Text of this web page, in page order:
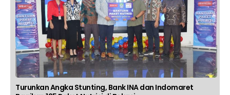
Turunkan Angka Stunting, Bank INA dan Indomaret